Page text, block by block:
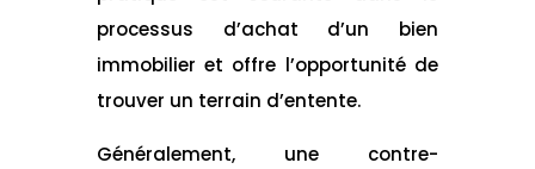
processus d’achat d’un bien
immobilier et offre l’opportunité de
trouver un terrain d’entente.
Généralement, une contre-